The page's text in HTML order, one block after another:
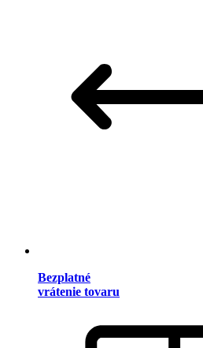
Bezplatné
vrátenie tovaru